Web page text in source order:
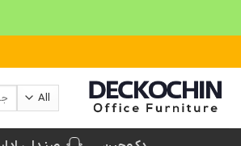
to
content
برای: